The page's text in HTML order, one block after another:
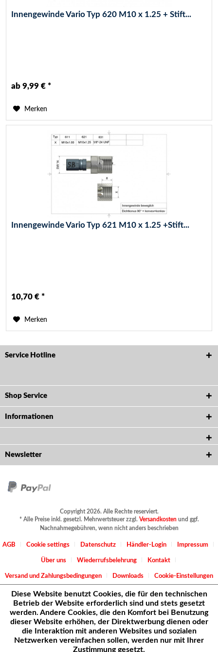
Innengewinde Vario Typ 620 M10 x 1.25 + Stift...
ab 9,99 € *
Merken
Innengewinde Vario Typ 621 M10 x 1.25 +Stift...
10,70 € *
Merken
Service Hotline
Shop Service
Informationen
Newsletter
Copyright 2026. Alle Rechte reserviert.
* Alle Preise inkl. gesetzl. Mehrwertsteuer zzgl. Versandkostenund ggf.
Nachnahmegebühren, wenn nicht anders beschrieben
AGB Cookie settings Datenschutz Händler-Login Impressum
Über uns Wiederrufsbelehrung Kontakt
Versand und Zahlungsbedingungen Downloads Cookie-Einstellungen
Diese Website benutzt Cookies, die für den technischen
Betrieb der Website erforderlich sind und stets gesetzt
werden. Andere Cookies, die den Komfort bei Benutzung
dieser Website erhöhen, der Direktwerbung dienen oder
die Interaktion mit anderen Websites und sozialen
Netzwerken vereinfachen sollen, werden nur mit Ihrer
Zustimmung gesetzt.